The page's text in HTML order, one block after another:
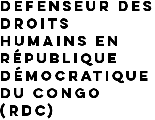
défenseur des
droits
humains en
République
Démocratique
du Congo
(RDC)